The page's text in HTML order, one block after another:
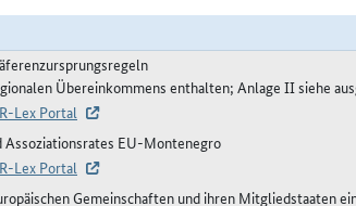
Übereinkommens enthalten; Anlage II siehe
Lex Portal
EU-Montenegro
Lex Portal
Gemeinschaften und ihren Mitgliedstaaten